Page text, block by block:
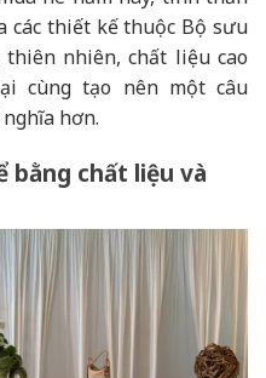
các thiết kế thuộc Bộ sưu
nhiên, chất liệu cao
cùng tạo nên một câu
hơn.
bằng chất liệu và